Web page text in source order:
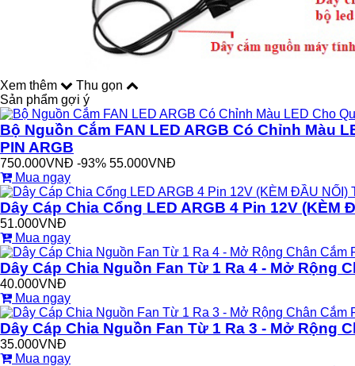
Xem thêm
Thu gọn
Sản phẩm gợi ý
Bộ Nguồn Cắm FAN LED ARGB Có Chỉnh Màu
PIN ARGB
750.000VNĐ -93% 55.000VNĐ
Mua ngay
Dây Cáp Chia Cổng LED ARGB 4 Pin 12V (KÈM
51.000VNĐ
Mua ngay
Dây Cáp Chia Nguồn Fan Từ 1 Ra 4 - Mở Rộng
40.000VNĐ
Mua ngay
Dây Cáp Chia Nguồn Fan Từ 1 Ra 3 - Mở Rộng
35.000VNĐ
Mua ngay